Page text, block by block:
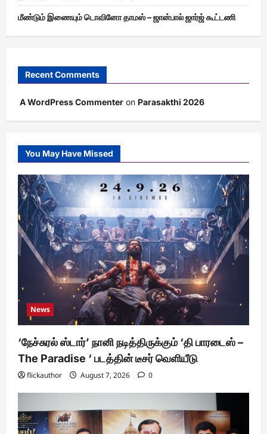
மீண்டும் இணையும் டொவினோ தாமஸ் – ஜான்பால் ஜார்ஜ் கூட்டணி
Recent Comments
A WordPress Commenter on Parasakthi 2026
You May Have Missed
News
‘நேச்சுரல் ஸ்டார்’ நானி நடித்திருக்கும் ‘தி பாரடைஸ் –
The Paradise ‘ படத்தின் டீசர் வெளியீடு
flickauthor August 7, 2026 0